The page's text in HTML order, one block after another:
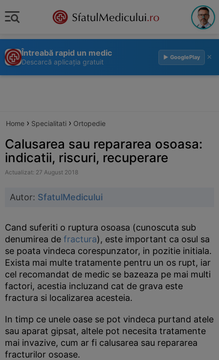
Întreabă rapid un medic
Descarcă aplicația gratuit
▶ GooglePlay ×
Home › Specialitati › Ortopedie
Calusarea sau repararea osoasa:
indicatii, riscuri, recuperare
Actualizat: 27 August 2018
Autor: SfatulMedicului
Cand suferiti o ruptura osoasa (cunoscuta sub
denumirea de fractura), este important ca osul sa
se poata vindeca corespunzator, in pozitie initiala.
Exista mai multe tratamente pentru un os rupt, iar
cel recomandat de medic se bazeaza pe mai multi
factori, acestia incluzand cat de grava este
fractura si localizarea acesteia.
In timp ce unele oase se pot vindeca purtand atele
sau aparat gipsat, altele pot necesita tratamente
mai invazive, cum ar fi calusarea sau repararea
fracturilor osoase.